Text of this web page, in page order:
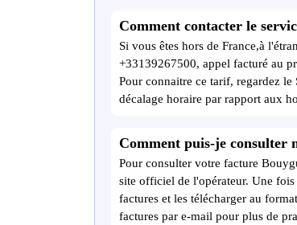
Comment contacter le
Si vous êtes hors de France,à
+33139267500, appel facturé au
Pour connaitre ce tarif, regardez
décalage horaire par rapport aux
Comment puis-je consulter
Pour consulter votre facture
site officiel de l'opérateur. Une
factures et les télécharger au
factures par e-mail pour plus de